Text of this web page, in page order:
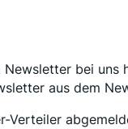
bei
aus dem
Verteiler